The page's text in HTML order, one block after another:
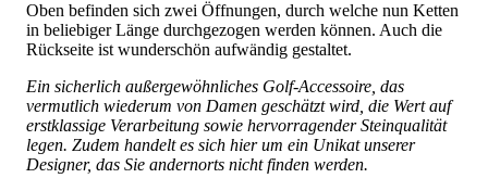
Oben befinden sich zwei Öffnungen, durch welche nun Ketten
in beliebiger Länge durchgezogen werden können. Auch die
Rückseite ist wunderschön aufwändig gestaltet.
Ein sicherlich außergewöhnliches Golf-Accessoire, das
vermutlich wiederum von Damen geschätzt wird, die Wert auf
erstklassige Verarbeitung sowie hervorragender Steinqualität
legen. Zudem handelt es sich hier um ein Unikat unserer
Designer, das Sie andernorts nicht finden werden.